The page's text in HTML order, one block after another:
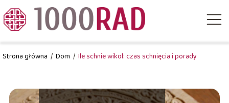
Strona główna / Dom / Ile schnie wikol: czas schnięcia i porady